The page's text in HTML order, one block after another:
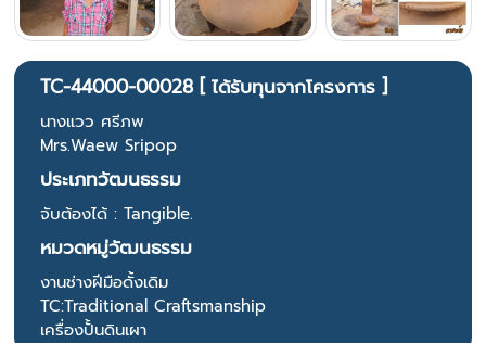
TC-44000-00028 [ ได้รับทุนจากโครงการ ]
นางแวว ศรีภพ
Mrs.Waew Sripop
ประเภทวัฒนธรรม
จับต้องได้ : Tangible.
หมวดหมู่วัฒนธรรม
งานช่างฝีมือดั้งเดิม
TC:Traditional Craftsmanship
เครื่องปั้นดินเผา